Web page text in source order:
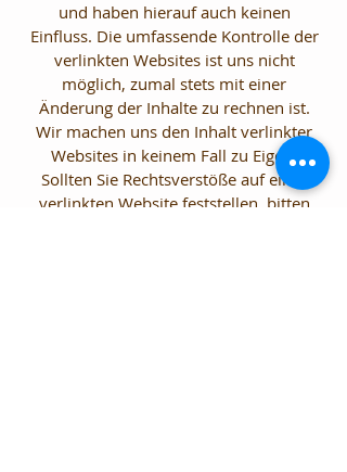
und haben hierauf auch keinen
Einfluss. Die umfassende Kontrolle der
verlinkten Websites ist uns nicht
möglich, zumal stets mit einer
Änderung der Inhalte zu rechnen ist.
Wir machen uns den Inhalt verlinkter
Websites in keinem Fall zu Eigen.
Sollten Sie Rechtsverstöße auf einer
verlinkten Website feststellen, bitten